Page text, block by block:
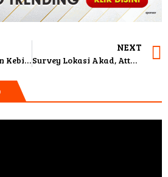
Cara Meninggalkan Kebiasaan Menggigit Kuku
NEXT
Survey Lokasi Akad, Atta Halilintar Datangi Masjid Istiqlal